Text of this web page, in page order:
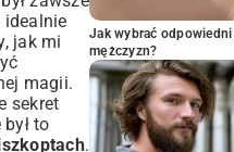
idealnie
jak mi
magii.
sekret
to
.
Jak wybrać
mężczyzn?